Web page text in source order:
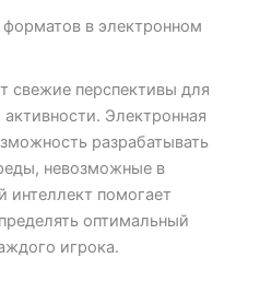
в электронном
свежие перспективы для
Электронная
разрабатывать
невозможные в
помогает
оптимальный
игрока.